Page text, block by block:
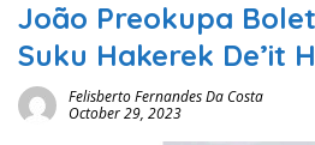
João Preokupa
Suku Hakerek De’it
Felisberto Fernandes Da Costa
October 29, 2023